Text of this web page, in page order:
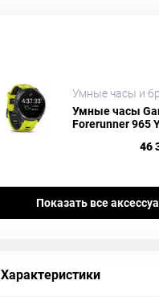
Умные часы и
Умные часы
Forerunner 965
46
Показать все
Характеристики